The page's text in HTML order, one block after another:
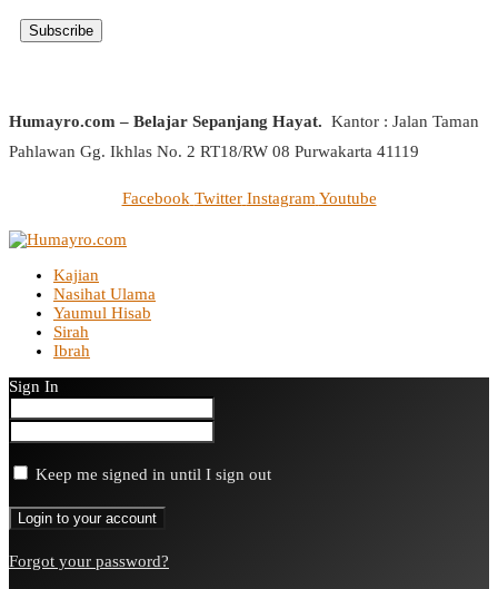
Humayro.com – Belajar Sepanjang Hayat. Kantor : Jalan Taman
Pahlawan Gg. Ikhlas No. 2 RT18/RW 08 Purwakarta 41119
Facebook Twitter Instagram Youtube
Kajian
Nasihat Ulama
Yaumul Hisab
Sirah
Ibrah
Sign In
Keep me signed in until I sign out
Forgot your password?